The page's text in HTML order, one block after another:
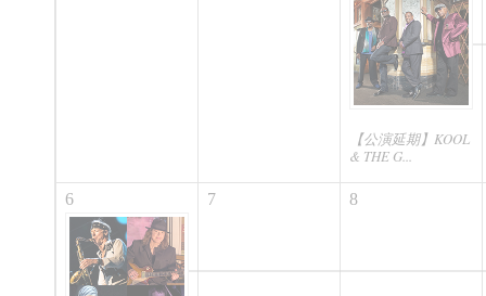
【公演延期】KOOL
& THE G...
6 7 8